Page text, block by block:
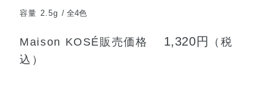
容量 2.5g 全4色
Maison KOSÉ販売価格 1,320円
（税
込）